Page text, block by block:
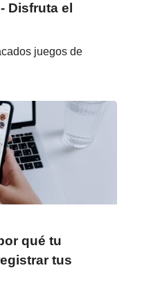
Disfruta el
juegos de
qué tu
tus